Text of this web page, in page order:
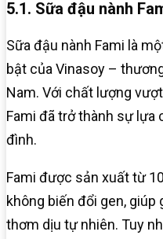
5.1. Sữa đậu nành
Sữa đậu nành Fami là
bật của Vinasoy –
Nam. Với chất lượng
Fami đã trở thành sự lựa
đình.
Fami được sản xuất từ
không biến đổi gen, giúp
thơm dịu tự nhiên. Tuy